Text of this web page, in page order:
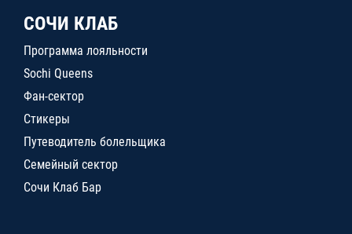
СОЧИ КЛАБ
Программа лояльности
Sochi Queens
Фан-сектор
Стикеры
Путеводитель болельщика
Семейный сектор
Сочи Клаб Бар